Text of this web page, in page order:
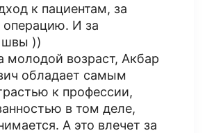
к пациентам, за
операцию. И за
швы ))
молодой возраст, Акбар
обладает самым
к профессии,
в том деле,
А это влечет за